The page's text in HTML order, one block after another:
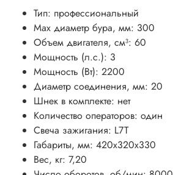
Тип: профессиональный
Мах диаметр бура, мм: 300
Объем двигателя, см³: 60
Мощность (л.с.): 3
Мощность (Вт): 2200
Диаметр соединения, мм: 20
Шнек в комплекте: нет
Количество операторов: один
Свеча зажигания: L7T
Габариты, мм: 420х320х330
Вес, кг: 7,20